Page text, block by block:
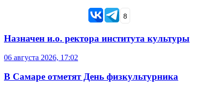
8
Назначен и.о. ректора института культуры
06 августа 2026, 17:02
В Самаре отметят День физкультурника